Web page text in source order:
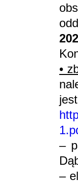
•
–
–